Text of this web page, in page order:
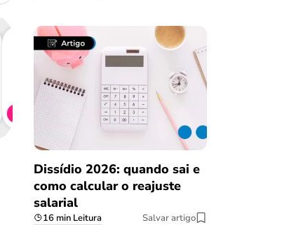
Dissídio 2026: quando sai e
como calcular o reajuste
salarial
16 min Leitura Salvar artigo